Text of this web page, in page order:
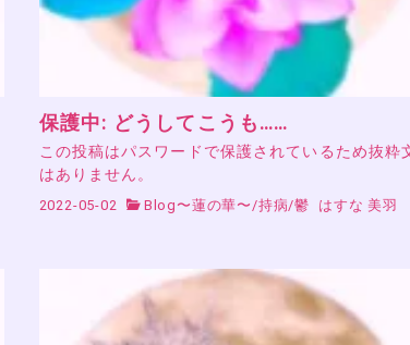
保護中: どうしてこうも……
この投稿はパスワードで保護されているため抜粋
はありません。
2022-05-02 Blog〜蓮の華〜/持病/鬱 はすな 美羽